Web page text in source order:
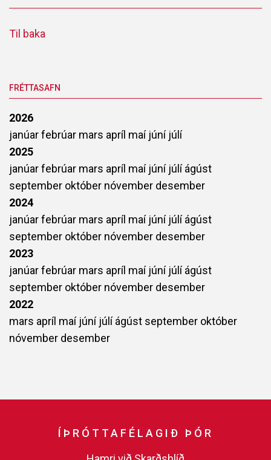
Til baka
FRÉTTASAFN
2026
janúarfebrúar mars apríl maí júní júlí
2025
janúarfebrúar mars apríl maí júní júlíágúst
september október nóvember desember
2024
janúarfebrúar mars apríl maí júní júlíágúst
september október nóvember desember
2023
janúarfebrúar mars apríl maí júní júlíágúst
september október nóvember desember
2022
mars apríl maí júní júlíágúst september október
nóvember desember
ÍÞRÓTTAFÉLAGIÐ ÞÓR